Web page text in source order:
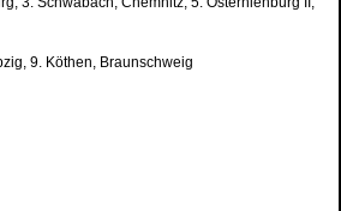
9. Köthen, Braunschweig